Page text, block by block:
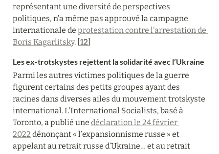
représentant une diversité de perspectives
politiques, n’a même pas approuvé la campagne
internationale de protestation contre l’arrestation de
Boris Kagarlitsky. [12]
Les ex-trotskystes rejettent la solidarité avec l’Ukraine
Parmi les autres victimes politiques de la guerre
figurent certains des petits groupes ayant des
racines dans diverses ailes du mouvement trotskyste
international. L’International Socialists, basé à
Toronto, a publié une déclaration le 24 février
2022 dénonçant « l’expansionnisme russe » et
appelant au retrait russe d’Ukraine… et au retrait